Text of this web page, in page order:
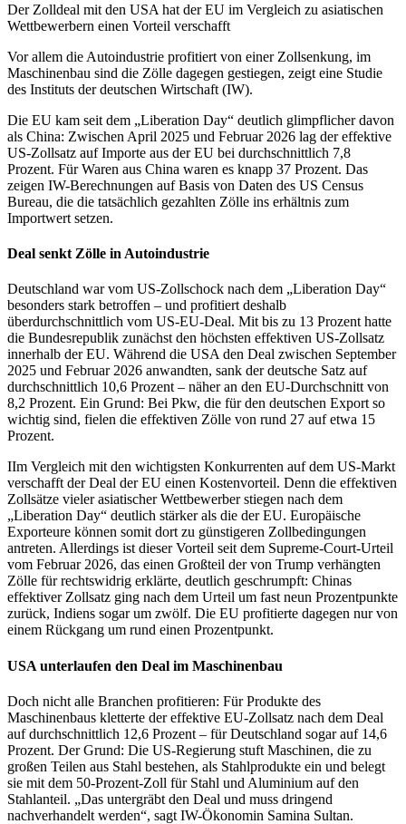
Der Zolldeal mit den USA hat der EU im Vergleich zu asiatischen
Wettbewerbern einen Vorteil verschafft
Vor allem die Autoindustrie profitiert von einer Zollsenkung, im
Maschinenbau sind die Zölle dagegen gestiegen, zeigt eine Studie
des Instituts der deutschen Wirtschaft (IW).
Die EU kam seit dem „Liberation Day“ deutlich glimpflicher davon
als China: Zwischen April 2025 und Februar 2026 lag der effektive
US-Zollsatz auf Importe aus der EU bei durchschnittlich 7,8
Prozent. Für Waren aus China waren es knapp 37 Prozent. Das
zeigen IW-Berechnungen auf Basis von Daten des US Census
Bureau, die die tatsächlich gezahlten Zölle ins erhältnis zum
Importwert setzen.
Deal senkt Zölle in Autoindustrie
Deutschland war vom US-Zollschock nach dem „Liberation Day“
besonders stark betroffen – und profitiert deshalb
überdurchschnittlich vom US-EU-Deal. Mit bis zu 13 Prozent hatte
die Bundesrepublik zunächst den höchsten effektiven US-Zollsatz
innerhalb der EU. Während die USA den Deal zwischen September
2025 und Februar 2026 anwandten, sank der deutsche Satz auf
durchschnittlich 10,6 Prozent – näher an den EU-Durchschnitt von
8,2 Prozent. Ein Grund: Bei Pkw, die für den deutschen Export so
wichtig sind, fielen die effektiven Zölle von rund 27 auf etwa 15
Prozent.
IIm Vergleich mit den wichtigsten Konkurrenten auf dem US-Markt
verschafft der Deal der EU einen Kostenvorteil. Denn die effektiven
Zollsätze vieler asiatischer Wettbewerber stiegen nach dem
„Liberation Day“ deutlich stärker als die der EU. Europäische
Exporteure können somit dort zu günstigeren Zollbedingungen
antreten. Allerdings ist dieser Vorteil seit dem Supreme-Court-Urteil
vom Februar 2026, das einen Großteil der von Trump verhängten
Zölle für rechtswidrig erklärte, deutlich geschrumpft: Chinas
effektiver Zollsatz ging nach dem Urteil um fast neun Prozentpunkte
zurück, Indiens sogar um zwölf. Die EU profitierte dagegen nur von
einem Rückgang um rund einen Prozentpunkt.
USA unterlaufen den Deal im Maschinenbau
Doch nicht alle Branchen profitieren: Für Produkte des
Maschinenbaus kletterte der effektive EU-Zollsatz nach dem Deal
auf durchschnittlich 12,6 Prozent – für Deutschland sogar auf 14,6
Prozent. Der Grund: Die US-Regierung stuft Maschinen, die zu
großen Teilen aus Stahl bestehen, als Stahlprodukte ein und belegt
sie mit dem 50-Prozent-Zoll für Stahl und Aluminium auf den
Stahlanteil. „Das untergräbt den Deal und muss dringend
nachverhandelt werden“, sagt IW-Ökonomin Samina Sultan.